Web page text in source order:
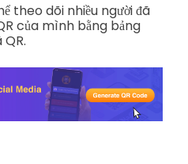
theo dõi nhiều người đã
của mình bằng bảng